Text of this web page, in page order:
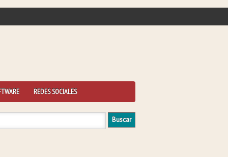
REDES SOCIALES